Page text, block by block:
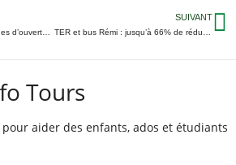
SUIVANT
Tours
aider des enfants, ados et étudiants